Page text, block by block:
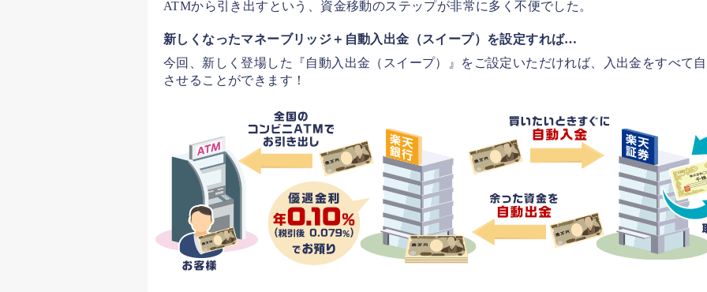
ATMから引き出すという、資金移動のステップが非常に多く不便でした。
新しくなったマネーブリッジ＋自動入出金（スイープ）を設定すれば…
今回、新しく登場した『自動入出金（スイープ）』をご設定いただければ、入出金をすべて
させることができます！